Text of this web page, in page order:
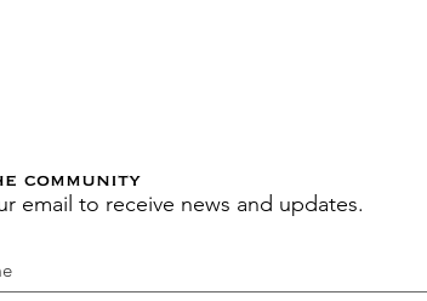
community
email to receive news and updates.